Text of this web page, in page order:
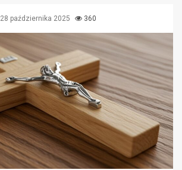
28 października 2025 360